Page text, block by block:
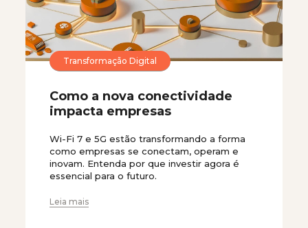
Transformação Digital
Como a nova conectividade
impacta empresas
Wi-Fi 7 e 5G estão transformando a forma
como empresas se conectam, operam e
inovam. Entenda por que investir agora é
essencial para o futuro.
Leia mais